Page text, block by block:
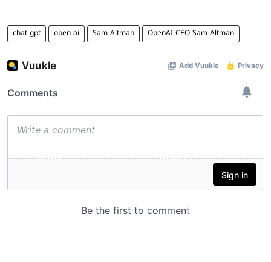
chat gpt open ai Sam Altman OpenAI CEO Sam Altman